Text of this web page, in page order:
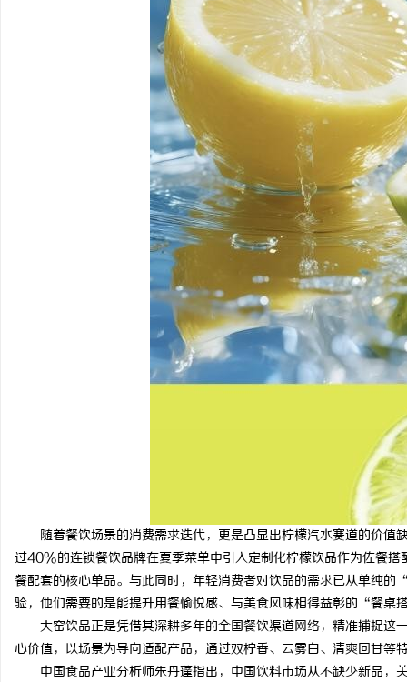
随着餐饮场景的消费需求迭代，更是凸显出柠檬汽水赛道的价
过40%的连锁餐饮品牌在夏季菜单中引入定制化柠檬饮品作为佐餐
餐配套的核心单品。与此同时，年轻消费者对饮品的需求已从单纯
验，他们需要的是能提升用餐愉悦感、与美食风味相得益彰的“餐桌
大窑饮品正是凭借其深耕多年的全国餐饮渠道网络，精准捕捉
心价值，以场景为导向适配产品，通过双柠香、云雾白、清爽回甘等
中国食品产业分析师朱丹蓬指出，中国饮料市场从不缺少新品